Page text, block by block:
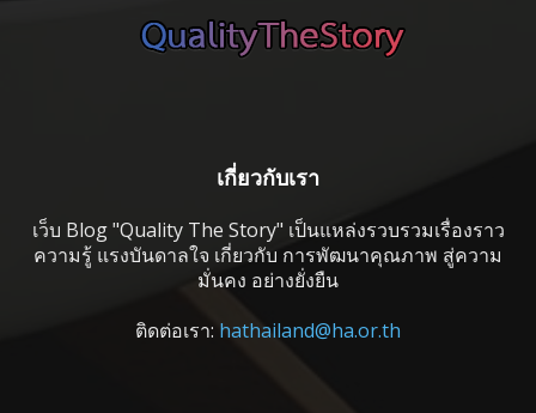
เกี่ยวกับเรา
เว็บ Blog "Quality The Story" เป็นแหล่งรวบรวมเรื่องราว
ความรู้ แรงบันดาลใจ เกี่ยวกับ การพัฒนาคุณภาพ สู่ความ
มั่นคง อย่างยั่งยืน
ติดต่อเรา: hathailand@ha.or.th